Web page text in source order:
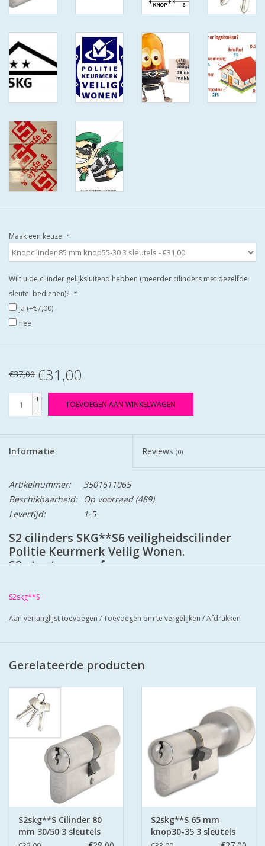
GEWENSTE MAAT MET
ISEO F9 ANTIKERNTREK IN
IEDERE GEWENSTE MAAT MET
GEWONE SLEUTELS MET
CERTIFICAAT SKG***
BOLD ELECTRONISCHE
CILINDERS OPEN JE SLOT MET
TELEFOON OF CLICKER WIFI
AFSTAND.
DEURSCHILDEN VOOR
BUITEN
waakborden
Maak een keuze: *
Wilt u de cilinder gelijksluitend hebben (meerder cilinders met dezelfde
sleutel bedienen)?: *
ja (+€7,00)
nee
€37,00 €31,00
+
-
TOEVOEGEN AAN WINKELWAGEN
Informatie Reviews (0)
Artikelnummer:
3501611065
Beschikbaarheid:
Op voorraad(489)
Levertijd:
1-5
S2 cilinders SKG**S6 veiligheidscilinder
Politie Keurmerk Veilig Wonen.
S2 staat voor safe en secure.
geleverd met 3 sleutels. Cilinders hebben
boorbelemmering.
Bescherm u cilinder met antikerntrek
S2skg**S
Aan verlanglijst toevoegen /Toevoegen om te vergelijken /Afdrukken
Gerelateerde producten
S2skg**S Cilinder 80
mm 30/50 3 sleutels
S2skg**S 65 mm
knop30-35 3 sleutels